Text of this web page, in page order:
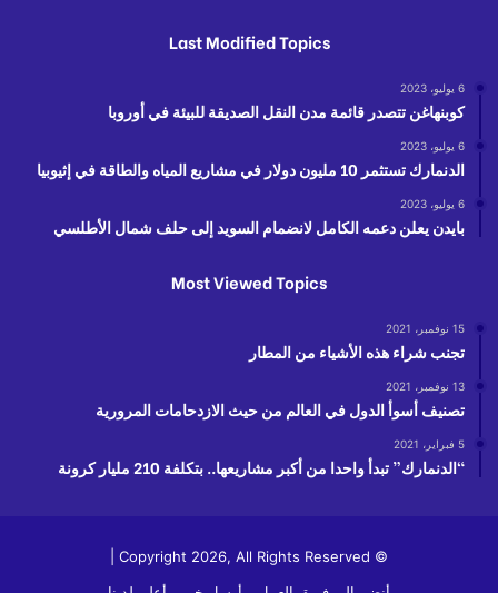
Last Modified Topics
6 يوليو، 2023
كوبنهاغن تتصدر قائمة مدن النقل الصديقة للبيئة في أوروبا
6 يوليو، 2023
الدنمارك تستثمر 10 مليون دولار في مشاريع المياه والطاقة في إثيوبيا
6 يوليو، 2023
بايدن يعلن دعمه الكامل لانضمام السويد إلى حلف شمال الأطلسي
Most Viewed Topics
15 نوفمبر، 2021
تجنب شراء هذه الأشياء من المطار
13 نوفمبر، 2021
تصنيف أسوأ الدول في العالم من حيث الازدحامات المرورية
5 فبراير، 2021
“الدنمارك” تبدأ واحدا من أكبر مشاريعها.. بتكلفة 210 مليار كرونة
© Copyright 2026, All Rights Reserved |